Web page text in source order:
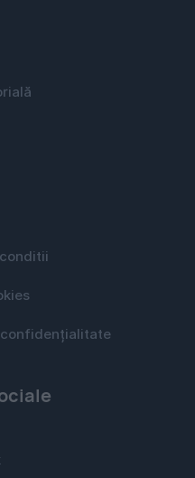
confidențialitate